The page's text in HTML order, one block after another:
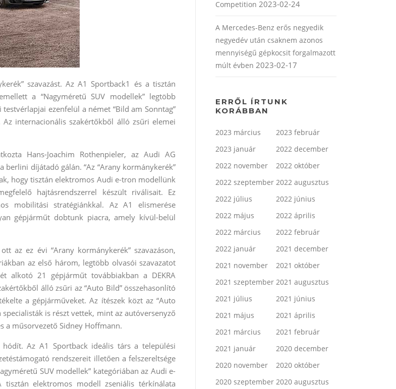
szavazást. Az A1 Sportback1 és a tisztán
a “Nagyméretű SUV modellek” legtöbb
ezenfelül a német “Bild am Sonntag”
internacionális szakértőkből álló zsűri elemei
Hans-Joachim Rothenpieler, az Audi AG
berlini díjátadó gálán. “Az “Arany kormánykerék”
hogy tisztán elektromos Audi e-tron modellünk
hajtásrendszerrel készült riválisait. Ez
mobilitási stratégiánkkal. Az A1 elismerése
gépjárműt dobtunk piacra, amely kívül-belül
az ez évi “Arany kormánykerék” szavazáson,
az első három, legtöbb olvasói szavazatot
21 gépjárműt továbbiakban a DEKRA
álló zsűri az “Auto Bild” összehasonlító
a gépjárműveket. Az ítészek közt az “Auto
is részt vettek, mint az autóversenyző
a műsorvezető Sidney Hoffmann.
Az A1 Sportback ideális társ a települési
rendszereit illetően a felszereltsége
SUV modellek” kategóriában az Audi e-
elektromos modell zseniális térkínálata
Competition 2023-02-24
A Mercedes-Benz erős negyedik
negyedév után csaknem azonos
mennyiségű gépkocsit forgalmazott
múlt évben 2023-02-17
ERRŐL ÍRTUNK
KORÁBBAN
2023 március
2023 február
2023 január
2022 december
2022 november
2022 október
2022 szeptember 2022 augusztus
2022 július
2022 június
2022 május
2022 április
2022 március
2022 február
2022 január
2021 december
2021 november
2021 október
2021 szeptember 2021 augusztus
2021 július
2021 június
2021 május
2021 április
2021 március
2021 február
2021 január
2020 december
2020 november
2020 október
2020 szeptember 2020 augusztus